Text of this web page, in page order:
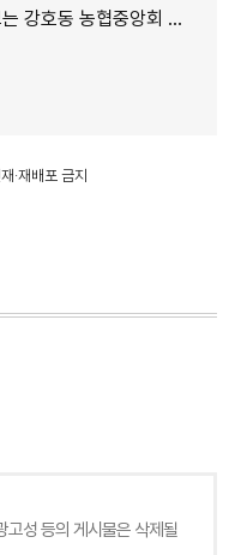
호동 농협중앙회 회장
·재배포 금지